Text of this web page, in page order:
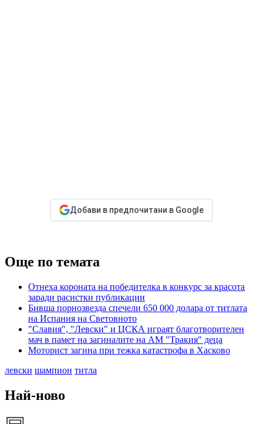
Добави в предпочитани в Google
Още по темата
Отнеха короната на победителка в конкурс за красота
заради расистки публикации
Бивша порнозвезда спечели 650 000 долара от титлата
на Испания на Световното
"Славия", "Левски" и ЦСКА играят благотворителен
мач в памет на загиналите на АМ "Тракия" деца
Моторист загина при тежка катастрофа в Хасково
левски шампион титла
Най-ново